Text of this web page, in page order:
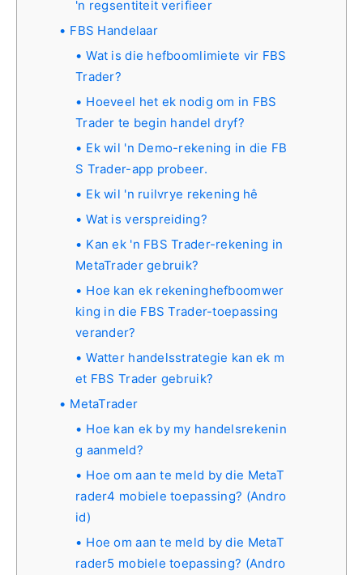
'n regsentiteit verifieer
FBS Handelaar
Wat is die hefboomlimiete vir FBS
Trader?
Hoeveel het ek nodig om in FBS
Trader te begin handel dryf?
Ek wil 'n Demo-rekening in die FB
S Trader-app probeer.
Ek wil 'n ruilvrye rekening hê
Wat is verspreiding?
Kan ek 'n FBS Trader-rekening in
MetaTrader gebruik?
Hoe kan ek rekeninghefboomwer
king in die FBS Trader-toepassing
verander?
Watter handelsstrategie kan ek m
et FBS Trader gebruik?
MetaTrader
Hoe kan ek by my handelsrekenin
g aanmeld?
Hoe om aan te meld by die MetaT
rader4 mobiele toepassing? (Andro
id)
Hoe om aan te meld by die MetaT
rader5 mobiele toepassing? (Andro